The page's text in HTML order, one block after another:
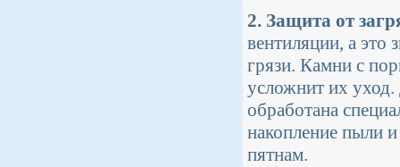
2. Защита от
вентиляции, а это
грязи. Камни с
усложнит их
обработана
накопление пыли и
пятнам.